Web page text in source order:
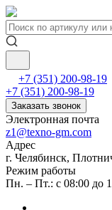
+7 (351) 200-98-19
+7 (351) 200-98-19
Заказать звонок
Электронная почта
z1@texno-gm.com
Адрес
г. Челябинск,
Режим работы
Пн. – Пт.: с 08:00 до